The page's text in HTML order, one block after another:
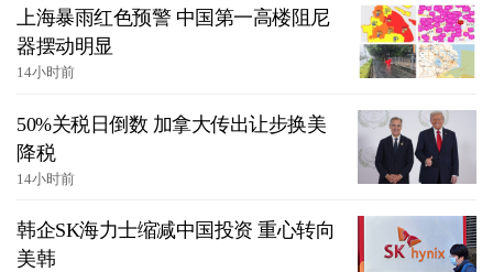
上海暴雨红色预警 中国第一高楼阻尼
器摆动明显
14小时前
50%关税日倒数 加拿大传出让步换美
降税
14小时前
韩企SK海力士缩减中国投资 重心转向
美韩